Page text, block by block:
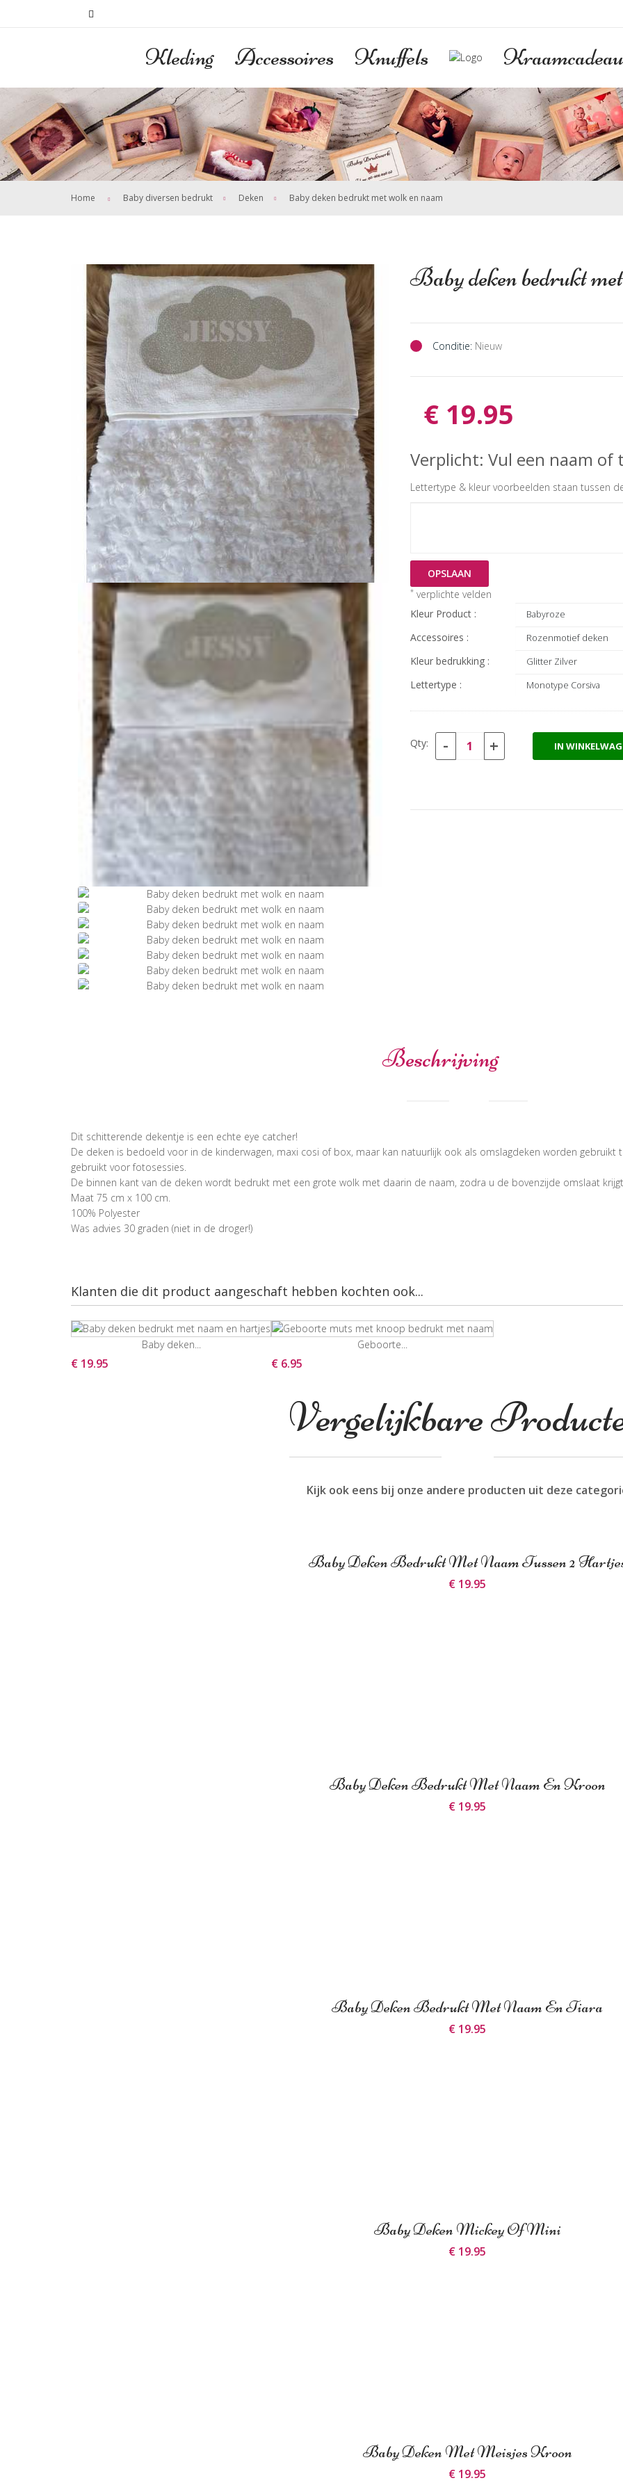
Kleding Accessoires Knuffels
Home Baby diversen bedrukt Deken Baby deken bedrukt met wolk en naam
Baby deken bedrukt
Conditie: Nieuw
€ 19.95
Verplicht: Vul een naam of
Lettertype & kleur voorbeelden staan tussen
OPSLAAN
*verplichte velden
Kleur Product :
Accessoires :
Kleur bedrukking :
Lettertype :
Qty: - + IN
Beschrijving
Dit schitterende dekentje is een echte eye catcher!
De deken is bedoeld voor in de kinderwagen, maxi cosi of box, maar kan natuurlijk ook als omslagdeken worden
gebruikt voor fotosessies.
De binnen kant van de deken wordt bedrukt met een grote wolk met daarin de naam, zodra u de bovenzijde omslaat
Maat 75 cm x 100 cm.
100% Polyester
Was advies 30 graden (niet in de droger!)
Klanten die dit product aangeschaft hebben kochten ook...
Baby deken...
€ 19.95
Geboorte...
€ 6.95
Vergelijkbare
Kijk ook eens bij onze andere producten uit deze
Baby Deken Bedrukt Met Naam Tussen 2
€ 19.95
Baby Deken Bedrukt Met Naam En Kroon
€ 19.95
Baby Deken Bedrukt Met Naam En Tiara
€ 19.95
Baby Deken Mickey Of Mini
€ 19.95
Baby Deken Met Meisjes Kroon
€ 19.95